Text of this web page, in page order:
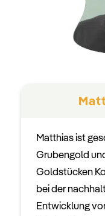
Matthias ist
Grubengold
Goldstücken
bei der
Entwicklung